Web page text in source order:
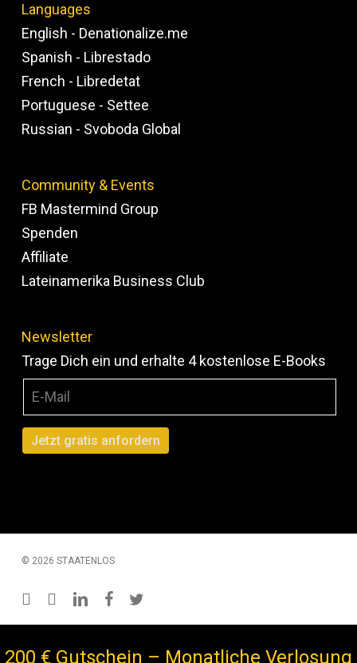
Languages
English - Denationalize.me
Spanish - Librestado
French - Libredetat
Portuguese - Settee
Russian - Svoboda Global
Community & Events
FB Mastermind Group
Spenden
Affiliate
Lateinamerika Business Club
Newsletter
Trage Dich ein und erhalte 4 kostenlose E-Books
© 2026 STAATENLOS
instagramyoutubelinkedinfacebook
twitter
200 € Gutschein – Monatliche Verlosung